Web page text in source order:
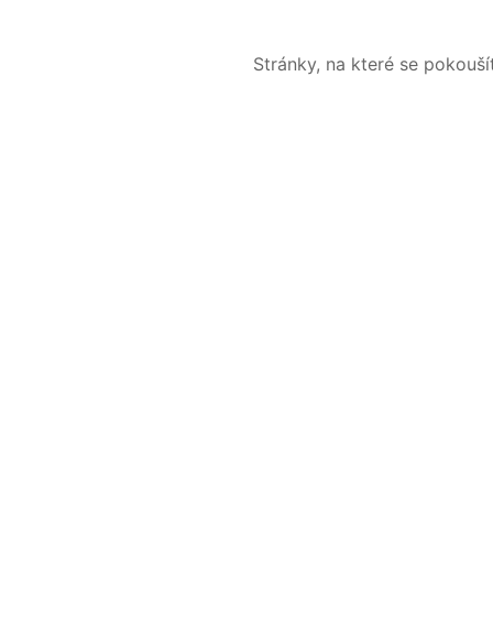
Stránky, na které se